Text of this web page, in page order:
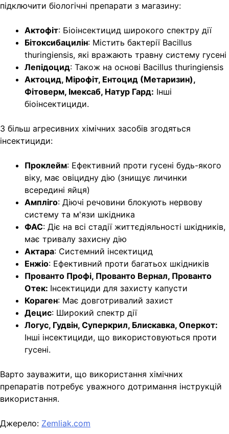
підключити біологічні препарати з магазину:
Актофіт: Біоінсектицид широкого спектру дії
Бітоксибацилін: Містить бактерії Bacillus
thuringiensis, які вражають травну систему гусені
Лепідоцид: Також на основі Bacillus thuringiensis
Актоцид, Мірофіт, Ентоцид (Метаризин),
Фітоверм, Імексаб, Натур Гард: Інші
біоінсектициди.
З більш агресивних хімічних засобів згодяться
інсектициди:
Проклейм: Ефективний проти гусені будь-якого
віку, має овіцидну дію (знищує личинки
всередині яйця)
Ампліго: Діючі речовини блокують нервову
систему та м'язи шкідника
ФАС: Діє на всі стадії життєдіяльності шкідників,
має тривалу захисну дію
Актара: Системний інсектицид
Енжіо: Ефективний проти багатьох шкідників
Прованто Профі, Прованто Вернал, Прованто
Отек: Інсектициди для захисту капусти
Кораген: Має довготривалий захист
Децис: Широкий спектр дії
Логус, Гудвін, Суперкрил, Блискавка, Оперкот:
Інші інсектициди, що використовуються проти
гусені.
Варто зауважити, що використання хімічних
препаратів потребує уважного дотримання інструкцій
використання.
Джерело: Zemliak.com